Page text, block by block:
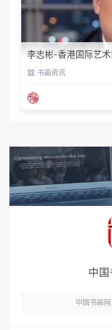
李志彬-香港国际艺
书画资讯
中国
中国书画